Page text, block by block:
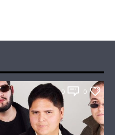
0 0